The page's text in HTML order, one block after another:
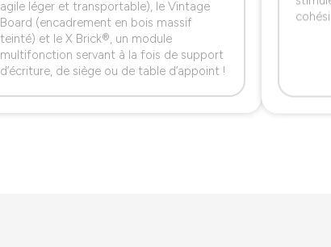
agile léger et transportable), le Vintage
Board (encadrement en bois massif
teinté) et le X Brick®, un module
multifonction servant à la fois de support
d’écriture, de siège ou de table d’appoint !